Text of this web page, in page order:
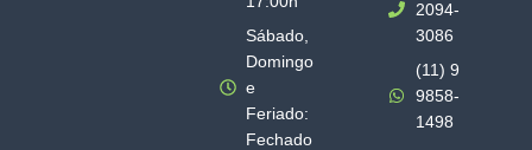
Sábado,
Domingo
e
Feriado:
Fechado
2094-
3086
(11) 9
9858-
1498